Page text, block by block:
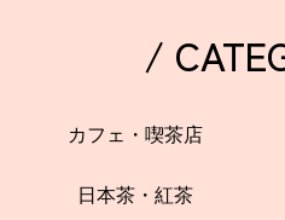
/
カフェ・喫茶店
日本茶・紅茶